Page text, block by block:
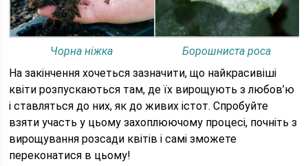
Чорна ніжка
Борошниста роса
На закінчення хочеться зазначити, що найкрасивіші
квіти розпускаються там, де їх вирощують з любов’ю
і ставляться до них, як до живих істот. Спробуйте
взяти участь у цьому захоплюючому процесі, почніть з
вирощування розсади квітів і самі зможете
переконатися в цьому!